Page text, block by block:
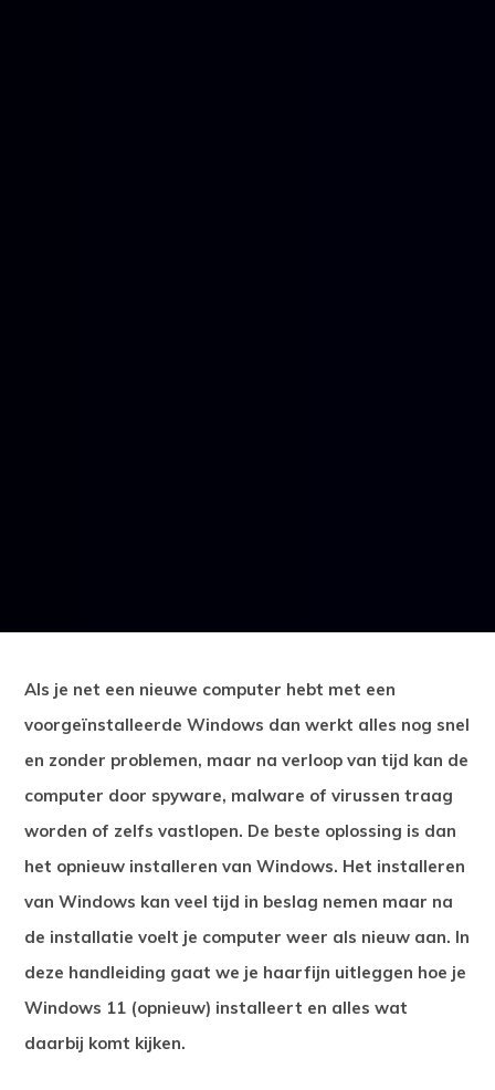
Als je net een nieuwe computer hebt met een
voorgeïnstalleerde Windows dan werkt alles nog snel
en zonder problemen, maar na verloop van tijd kan de
computer door spyware, malware of virussen traag
worden of zelfs vastlopen. De beste oplossing is dan
het opnieuw installeren van Windows. Het installeren
van Windows kan veel tijd in beslag nemen maar na
de installatie voelt je computer weer als nieuw aan. In
deze handleiding gaat we je haarfijn uitleggen hoe je
Windows 11 (opnieuw) installeert en alles wat
daarbij komt kijken.